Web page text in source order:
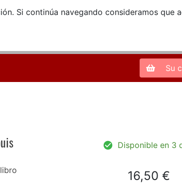
Si continúa navegando consideramos que
Zona
Su
Disponible en 3
16,50 €